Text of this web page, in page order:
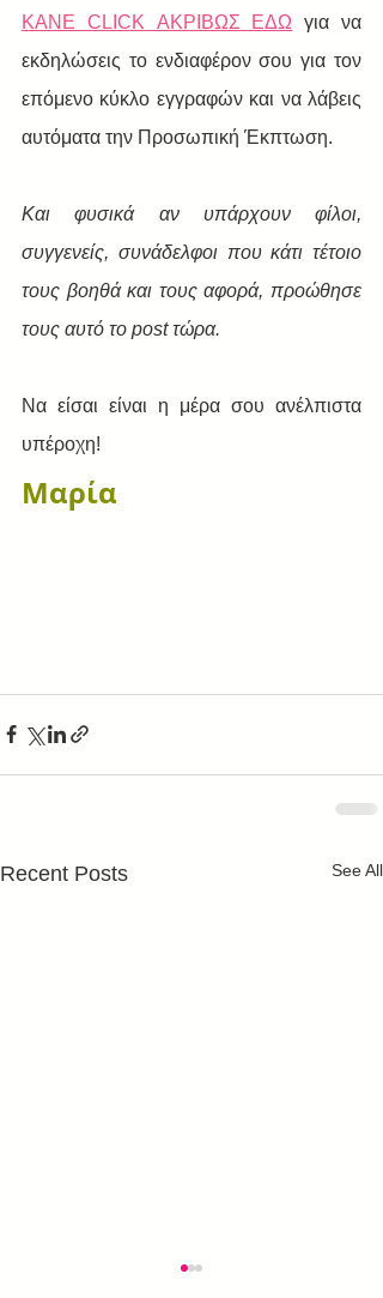
ΚΑΝΕ CLICK ΑΚΡΙΒΩΣ ΕΔΩ
για να
εκδηλώσεις το ενδιαφέρον σου για τον
επόμενο κύκλο εγγραφών και να λάβεις
αυτόματα την Προσωπική Έκπτωση.
Και φυσικά αν υπάρχουν φίλοι,
συγγενείς, συνάδελφοι που κάτι τέτοιο
τους βοηθά και τους αφορά, προώθησε
τους αυτό το post τώρα.
Να είσαι είναι η μέρα σου ανέλπιστα
υπέροχη!
Μαρία
Recent Posts See All